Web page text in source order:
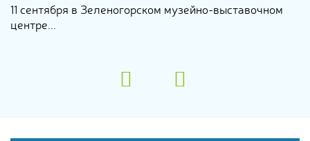
11 сентября в Зеленогорском музейно-выставочном
центре...